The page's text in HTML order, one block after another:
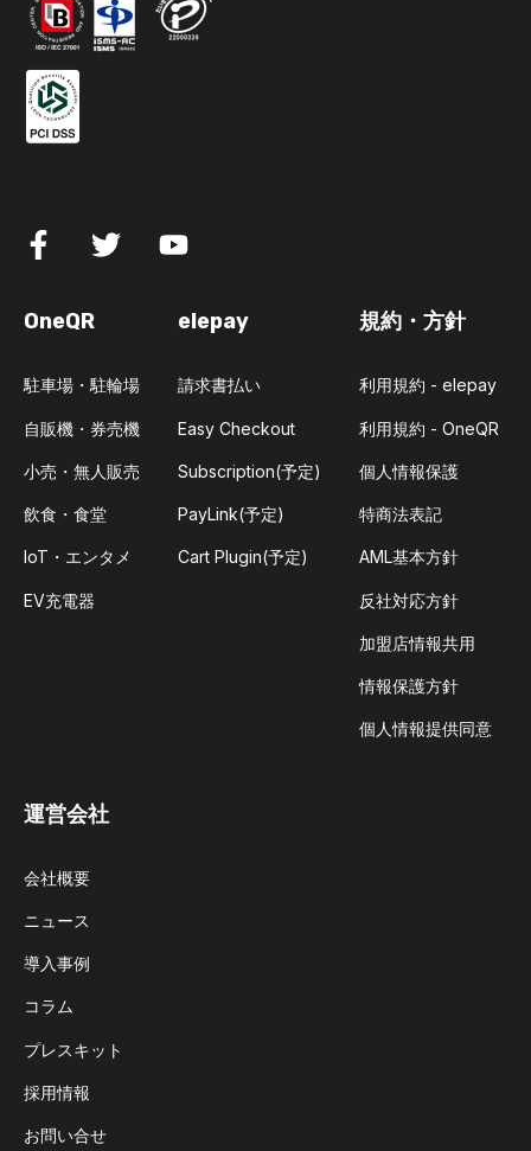
OneQR
駐車場・駐輪場
自販機・券売機
小売・無人販売
飲食・食堂
IoT・エンタメ
EV充電器
elepay
請求書払い
Easy Checkout
Subscription(予定)
PayLink(予定)
Cart Plugin(予定)
規約・方針
利用規約 - elepay
利用規約 - OneQR
個人情報保護
特商法表記
AML基本方針
反社対応方針
加盟店情報共用
情報保護方針
個人情報提供同意
運営会社
会社概要
ニュース
導入事例
コラム
プレスキット
採用情報
お問い合せ